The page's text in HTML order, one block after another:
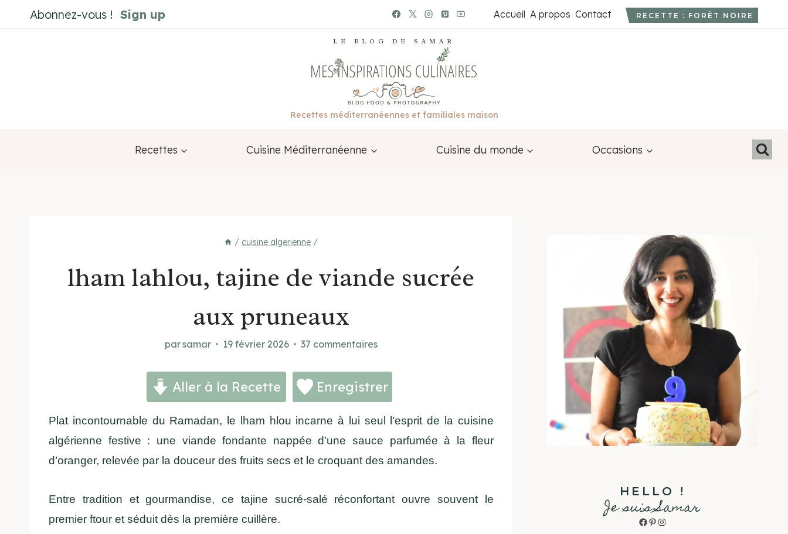
au
Abonnez-vous ! Sign up Accueil A propos Contact RECETTE : FORÊT NOIRE
LE BLOG DE SAMAR
Recettes méditerranéennes et familiales maison
Recettes Cuisine Méditerranéenne Cuisine du monde Occasions
/ cuisine algerienne /
lham lahlou, tajine de viande sucrée
aux pruneaux
parsamar 19 février 2026 37 commentaires
Aller à la Recette Enregistrer
Plat incontournable du Ramadan, le lham hlou incarne à lui seul l’esprit de la cuisine
algérienne festive : une viande fondante nappée d’une sauce parfumée à la fleur
d’oranger, relevée par la douceur des fruits secs et le croquant des amandes.
Entre tradition et gourmandise, ce tajine sucré-salé réconfortant ouvre souvent le
premier ftour et séduit dès la première cuillère.
HELLO !
Je suis Samar
Facebook
Pinterest
Instagram